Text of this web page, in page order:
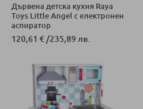
Дървена детска кухня Raya
Toys Little Angel с електронен
аспиратор
120,61 € /235,89 лв.